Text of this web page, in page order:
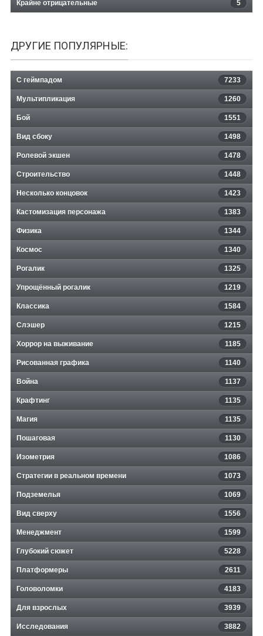
Крайне отрицательные 5
ДРУГИЕ ПОПУЛЯРНЫЕ:
С геймпадом 7233
Мультипликация 1260
Бой 1551
Вид сбоку 1498
Ролевой экшен 1478
Строительство 1448
Несколько концовок 1423
Кастомизация персонажа 1383
Физика 1344
Космос 1340
Рогалик 1325
Упрощённый рогалик 1219
Классика 1584
Слэшер 1215
Хоррор на выживание 1185
Рисованная графика 1140
Война 1137
Крафтинг 1135
Магия 1135
Пошаговая 1130
Изометрия 1086
Стратегии в реальном времени 1073
Подземелья 1069
Вид сверху 1556
Менеджмент 1599
Глубокий сюжет 5228
Платформеры 2611
Головоломки 4183
Для взрослых 3939
Исследования 3882